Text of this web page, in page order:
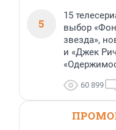
5
15
выбор
звезда»,
и «Джек
60 899